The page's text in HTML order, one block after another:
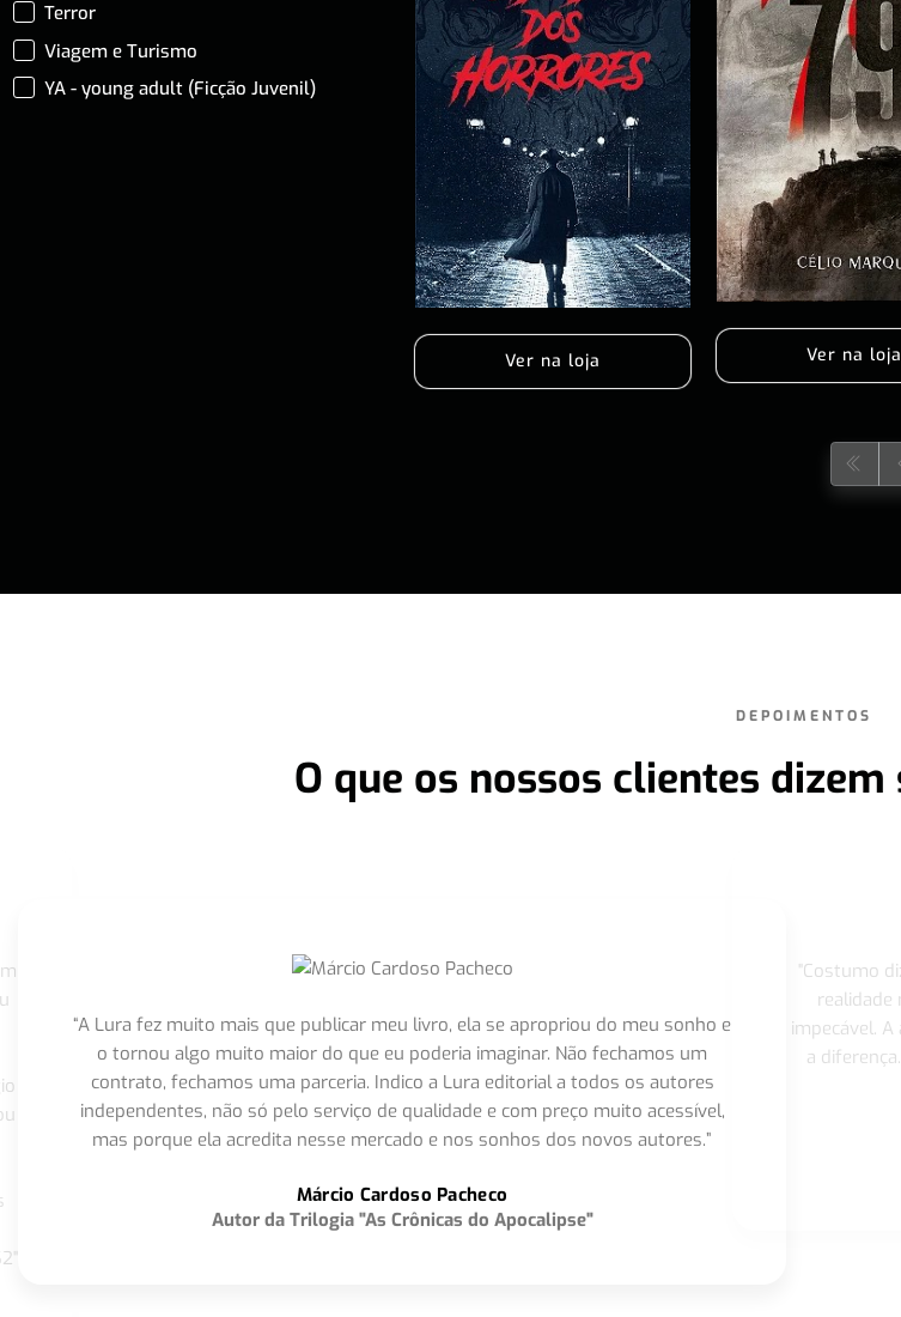
Terror
Viagem e Turismo
YA - young adult (Ficção Juvenil)
Ver na loja Ver na loja
DEPOIMENTOS
O que os nossos clientes
“A Lura fez muito mais que publicar meu livro, ela se apropriou do meu sonho e
o tornou algo muito maior do que eu poderia imaginar. Não fechamos um
contrato, fechamos uma parceria. Indico a Lura editorial a todos os autores
independentes, não só pelo serviço de qualidade e com preço muito acessível,
mas porque ela acredita nesse mercado e nos sonhos dos novos autores.”
Márcio Cardoso Pacheco
Autor da Trilogia "As Crônicas do Apocalipse"
"Costumo
realidade
impecável.
a